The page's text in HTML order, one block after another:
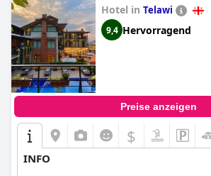
Hotel in Telawi
9,4 Hervorragend
Preise anzeigen
$
INFO